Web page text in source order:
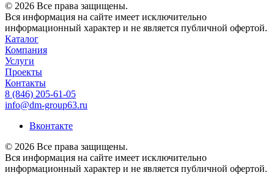
© 2026 Все права защищены.
Вся информация на сайте имеет исключительно
информационный характер и не является публичной офертой.
Каталог
Компания
Услуги
Проекты
Контакты
8 (846) 205-61-05
info@dm-group63.ru
Вконтакте
© 2026 Все права защищены.
Вся информация на сайте имеет исключительно
информационный характер и не является публичной офертой.